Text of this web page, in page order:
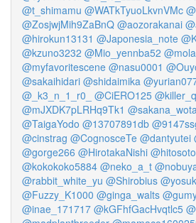
@t_shimamu @WATkTyuoLkvnVMc
@ZosjwjMih9ZaBnQ @aozorakanai
@hirokun13131 @Japonesia_note
@kzuno3232 @Mio_yennba52
@myfavoritescene @nasu0001
@sakaihidari @shidaimika
@_k3_n_1_r0_
@CiERO125
@mJXDK7pLRHq9Tk1
@TaigaYodo @13707891db
@cinstrag @CognosceTe @dantyutei
@gorge266 @HirotakaNishi
@kokokoko5884 @neko_a_t
@rabbit_white_yu @Shirobius
@Fuzzy_K1000 @ginga_walts
@inae_171717 @kGFhfGacHvqtlc5